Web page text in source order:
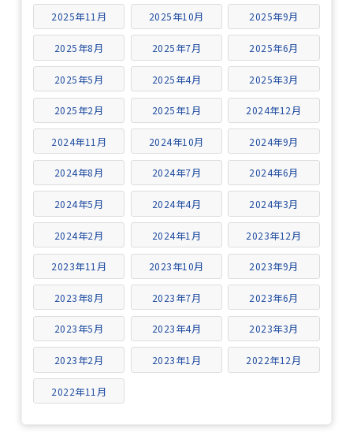
2025年11月 2025年10月 2025年9月
2025年8月 2025年7月 2025年6月
2025年5月 2025年4月 2025年3月
2025年2月 2025年1月 2024年12月
2024年11月 2024年10月 2024年9月
2024年8月 2024年7月 2024年6月
2024年5月 2024年4月 2024年3月
2024年2月 2024年1月 2023年12月
2023年11月 2023年10月 2023年9月
2023年8月 2023年7月 2023年6月
2023年5月 2023年4月 2023年3月
2023年2月 2023年1月 2022年12月
2022年11月